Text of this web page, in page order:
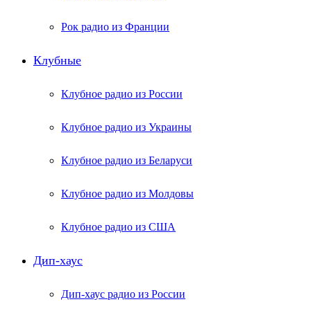
Рок радио из Франции
Клубные
Клубное радио из России
Клубное радио из Украины
Клубное радио из Беларуси
Клубное радио из Молдовы
Клубное радио из США
Дип-хаус
Дип-хаус радио из России